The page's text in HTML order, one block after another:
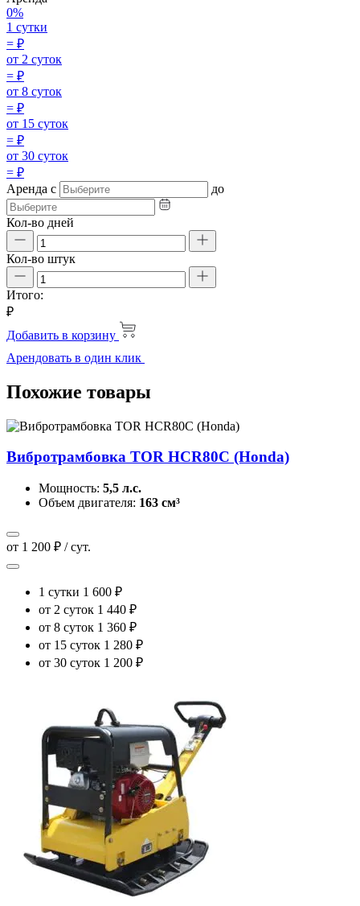
0%
1 сутки
= ₽
от 2 суток
= ₽
от 8 суток
= ₽
от 15 суток
= ₽
от 30 суток
= ₽
Аренда с до
Кол-во дней
Кол-во штук
Итого:
₽
Добавить в корзину
Арендовать в один клик
Похожие товары
Вибротрамбовка TOR HCR80C (Honda)
Мощность: 5,5 л.с.
Объем двигателя: 163 см³
от 1 200 ₽ / сут.
1 сутки 1 600 ₽
от 2 суток 1 440 ₽
от 8 суток 1 360 ₽
от 15 суток 1 280 ₽
от 30 суток 1 200 ₽